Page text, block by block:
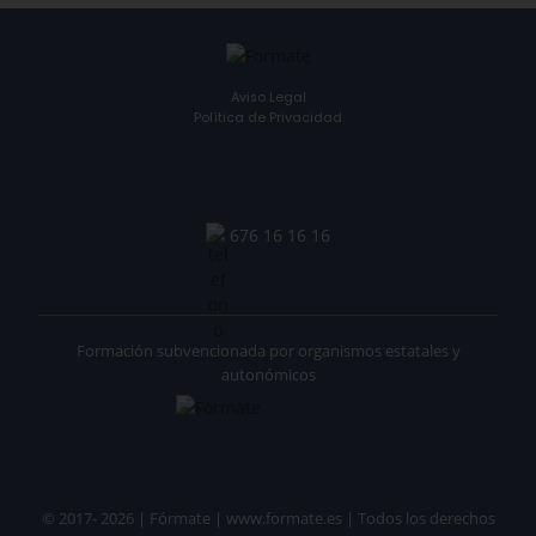
Aviso Legal
Política de Privacidad
676 16 16 16
© 2017- 2026 | Fórmate | www.formate.es | Todos los derechos
Formación subvencionada por organismos estatales y
autonómicos